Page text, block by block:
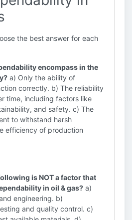
the best answer for each
encompass in the
a) Only the ability of
correctly. b) The reliability
time, including factors like
and safety. c) The
to withstand harsh
efficiency of production
is NOT a factor that
in oil & gas? a)
engineering. b)
and quality control. c)